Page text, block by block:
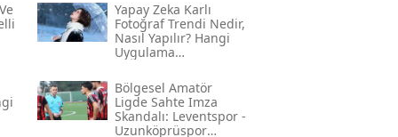
Yapay Zeka Karlı
Fotoğraf Trendi Nedir,
Nasıl Yapılır? Hangi
Uygulama
Adım Adım Rehber
Bölgesel Amatör
Ligde Sahte Imza
Skandalı: Leventspor -
Uzunköprüspor